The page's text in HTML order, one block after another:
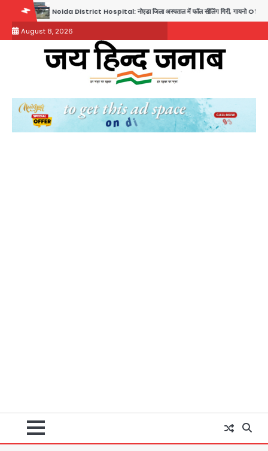
content
Hospital: नोएडा जिला अस्पताल में फॉल सीलिंग गिरी, गायनो OT गैलरी में बड़ा हादसा टला; मरीजों की
August 8, 2026